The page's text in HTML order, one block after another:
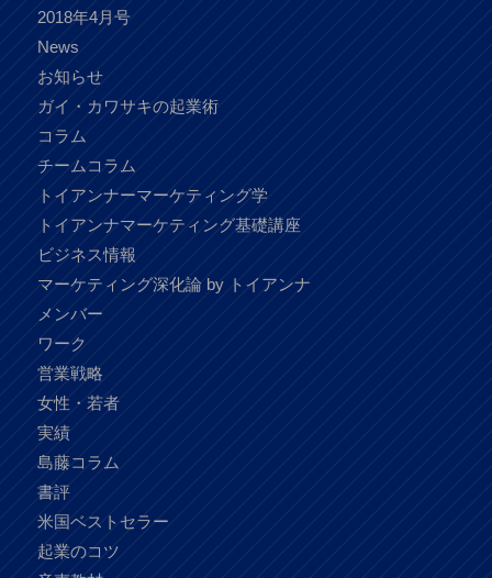
2018年4月号
News
お知らせ
ガイ・カワサキの起業術
コラム
チームコラム
トイアンナーマーケティング学
トイアンナマーケティング基礎講座
ビジネス情報
マーケティング深化論 by トイアンナ
メンバー
ワーク
営業戦略
女性・若者
実績
島藤コラム
書評
米国ベストセラー
起業のコツ